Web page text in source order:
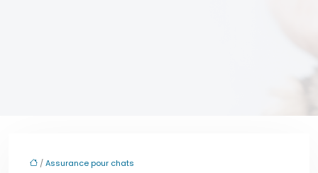
/Assurance pour chats